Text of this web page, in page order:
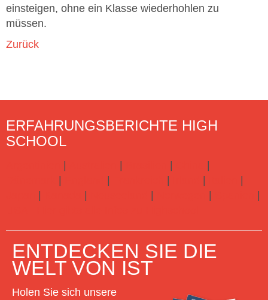
einsteigen, ohne ein Klasse wiederhohlen zu
müssen.
Zurück
ERFAHRUNGSBERICHTE HIGH
SCHOOL
| | |
|
| | | |
|
| | | |
|
ENTDECKEN SIE DIE
WELT VON IST
Holen Sie sich unsere